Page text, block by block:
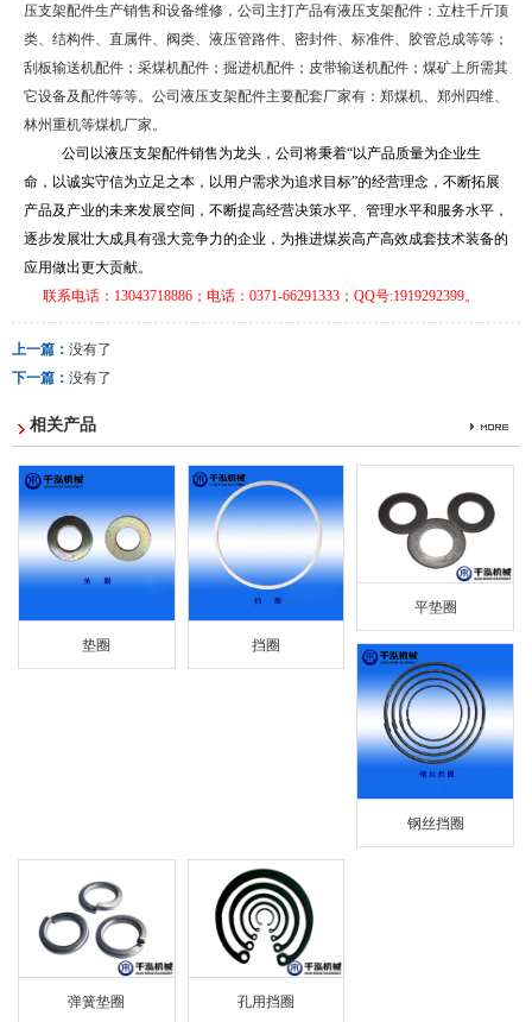
压支架配件生产销售和设备维修，公司主打产品有液压支架配件：立柱千斤顶
类、结构件、直属件、阀类、液压管路件、密封件、标准件、胶管总成等等；
刮板输送机配件；采煤机配件；掘进机配件；皮带输送机配件；煤矿上所需其
它设备及配件等等。公司液压支架配件主要配套厂家有：郑煤机、郑州四维、
林州重机等煤机厂家。
公司以液压支架配件销售为龙头，公司将秉着“以产品质量为企业生
命，以诚实守信为立足之本，以用户需求为追求目标”的经营理念，不断拓展
产品及产业的未来发展空间，不断提高经营决策水平、管理水平和服务水平，
逐步发展壮大成具有强大竞争力的企业，为推进煤炭高产高效成套技术装备的
应用做出更大贡献。
联系电话：13043718886；电话：0371-66291333；QQ号:1919292399。
上一篇： 没有了
下一篇： 没有了
相关产品
垫圈 挡圈
平垫圈
钢丝挡圈
弹簧垫圈 孔用挡圈